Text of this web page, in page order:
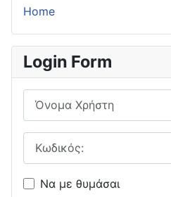
Home
Login Form
Όνομα Χρήστη
Να με θυμάσαι